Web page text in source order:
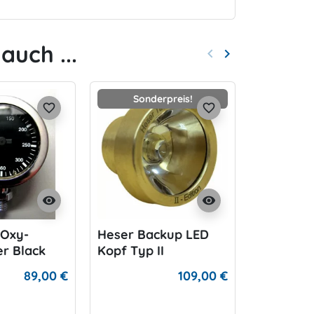
... Zurück
keyboard_arrow_left Weiter
keyboard_arrow_right
visibility
favorite_border
Black
89,00 €
Sonderpreis!
visibility
favorite_border
Heser Backup LED
Kopf Typ II
109,00 €